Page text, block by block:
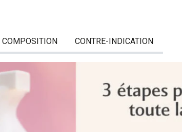
COMPOSITION CONTRE-INDICATION